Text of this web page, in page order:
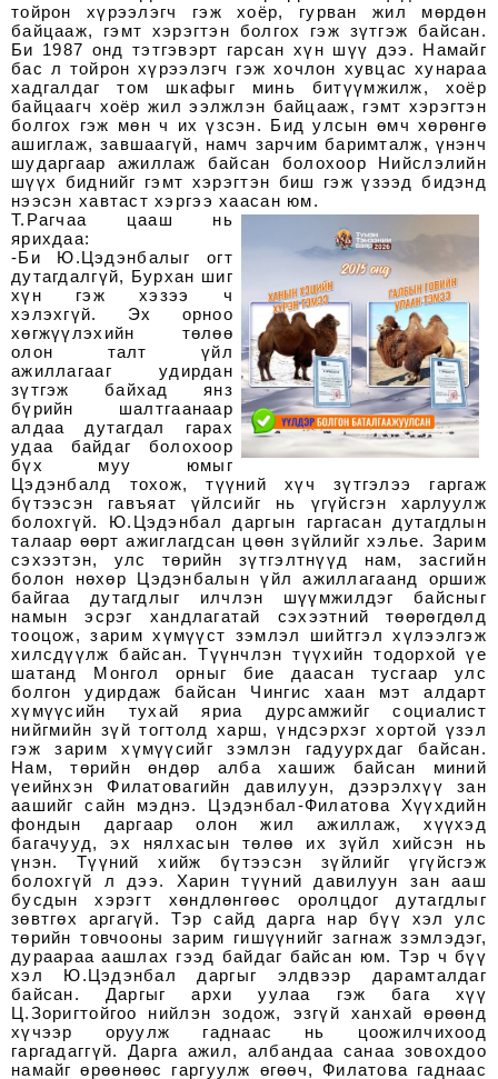
тойрон хүрээлэгч гэж хоёр, гурван жил мөрдөн
байцааж, гэмт хэрэгтэн болгох гэж зүтгэж байсан.
Би 1987 онд тэтгэвэрт гарсан хүн шүү дээ. Намайг
бас л тойрон хүрээлэгч гэж хочлон хувцас хунараа
хадгалдаг том шкафыг минь битүүмжилж, хоёр
байцаагч хоёр жил ээлжлэн байцааж, гэмт хэрэгтэн
болгох гэж мөн ч их үзсэн. Бид улсын өмч хөрөнгө
ашиглаж, завшаагүй, намч зарчим баримталж, үнэнч
шударгаар ажиллаж байсан болохоор Нийслэлийн
шүүх биднийг гэмт хэрэгтэн биш гэж үзээд бидэнд
нээсэн хавтаст хэргээ хаасан юм.
Т.Рагчаа цааш нь
ярихдаа:
-Би Ю.Цэдэнбалыг огт
дутагдалгүй, Бурхан шиг
хүн гэж хэзээ ч
хэлэхгүй. Эх орноо
хөгжүүлэхийн төлөө
олон талт үйл
ажиллагааг удирдан
зүтгэж байхад янз
бүрийн шалтгаанаар
алдаа дутагдал гарах
удаа байдаг болохоор
бүх муу юмыг
Цэдэнбалд тохож, түүний хүч зүтгэлээ гаргаж
бүтээсэн гавъяат үйлсийг нь үгүйсгэн харлуулж
болохгүй. Ю.Цэдэнбал даргын гаргасан дутагдлын
талаар өөрт ажиглагдсан цөөн зүйлийг хэлье. Зарим
сэхээтэн, улс төрийн зүтгэлтнүүд нам, засгийн
болон нөхөр Цэдэнбалын үйл ажиллагаанд оршиж
байгаа дутагдлыг илчлэн шүүмжилдэг байсныг
намын эсрэг хандлагатай сэхээтний төөрөгдөлд
тооцож, зарим хүмүүст зэмлэл шийтгэл хүлээлгэж
хилсдүүлж байсан. Түүнчлэн түүхийн тодорхой үе
шатанд Монгол орныг бие даасан тусгаар улс
болгон удирдаж байсан Чингис хаан мэт алдарт
хүмүүсийн тухай яриа дурсамжийг социалист
нийгмийн зүй тогтолд харш, үндсэрхэг хортой үзэл
гэж зарим хүмүүсийг зэмлэн гадуурхдаг байсан.
Нам, төрийн өндөр алба хашиж байсан миний
үеийнхэн Филатовагийн давилуун, дээрэлхүү зан
аашийг сайн мэднэ. Цэдэнбал-Филатова Хүүхдийн
фондын даргаар олон жил ажиллаж, хүүхэд
багачууд, эх нялхасын төлөө их зүйл хийсэн нь
үнэн. Түүний хийж бүтээсэн зүйлийг үгүйсгэж
болохгүй л дээ. Харин түүний давилуун зан ааш
бусдын хэрэгт хөндлөнгөөс оролцдог дутагдлыг
зөвтгөх аргагүй. Тэр сайд дарга нар бүү хэл улс
төрийн товчооны зарим гишүүнийг загнаж зэмлэдэг,
дураараа аашлах гээд байдаг байсан юм. Тэр ч бүү
хэл Ю.Цэдэнбал даргыг элдвээр дарамталдаг
байсан. Даргыг архи уулаа гэж бага хүү
Ц.Зоригтойгоо нийлэн зодож, эзгүй ханхай өрөөнд
хүчээр оруулж гаднаас нь цоожилчихоод
гаргадаггүй. Дарга ажил, албандаа санаа зовохдоо
намайг өрөөнөөс гаргуулж өгөөч, Филатова гаднаас